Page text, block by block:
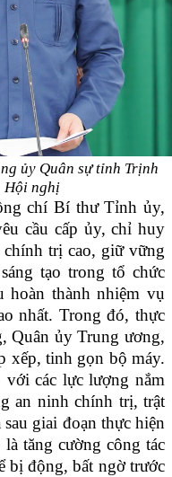
ủy Quân sự tỉnh Trịnh
Hội nghị
chí Bí thư Tỉnh ủy,
cầu cấp ủy, chỉ huy
chính trị cao, giữ vững
tạo trong tổ chức
thành nhiệm vụ
nhất. Trong đó, thực
Quân ủy Trung ương,
xếp, tinh gọn bộ máy.
các lực lượng nắm
an ninh chính trị, trật
giai đoạn thực hiện
tăng cường công tác
bị động, bất ngờ trước